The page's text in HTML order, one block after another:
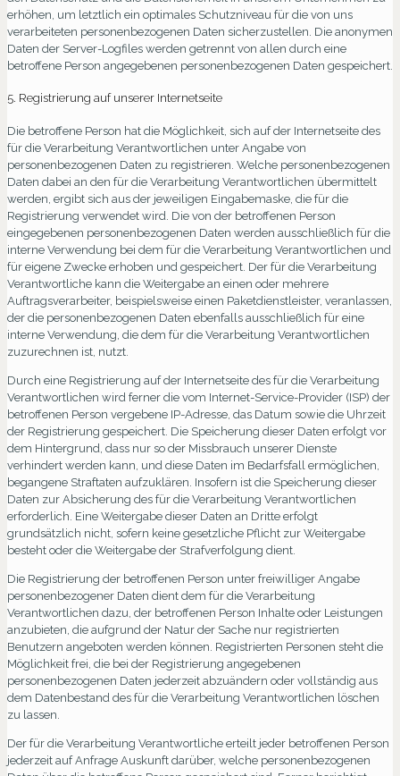
erhöhen, um letztlich ein optimales Schutzniveau für die von uns
verarbeiteten personenbezogenen Daten sicherzustellen. Die anonymen
Daten der Server-Logfiles werden getrennt von allen durch eine
betroffene Person angegebenen personenbezogenen Daten gespeichert.
5. Registrierung auf unserer Internetseite
Die betroffene Person hat die Möglichkeit, sich auf der Internetseite des
für die Verarbeitung Verantwortlichen unter Angabe von
personenbezogenen Daten zu registrieren. Welche personenbezogenen
Daten dabei an den für die Verarbeitung Verantwortlichen übermittelt
werden, ergibt sich aus der jeweiligen Eingabemaske, die für die
Registrierung verwendet wird. Die von der betroffenen Person
eingegebenen personenbezogenen Daten werden ausschließlich für die
interne Verwendung bei dem für die Verarbeitung Verantwortlichen und
für eigene Zwecke erhoben und gespeichert. Der für die Verarbeitung
Verantwortliche kann die Weitergabe an einen oder mehrere
Auftragsverarbeiter, beispielsweise einen Paketdienstleister, veranlassen,
der die personenbezogenen Daten ebenfalls ausschließlich für eine
interne Verwendung, die dem für die Verarbeitung Verantwortlichen
zuzurechnen ist, nutzt.
Durch eine Registrierung auf der Internetseite des für die Verarbeitung
Verantwortlichen wird ferner die vom Internet-Service-Provider (ISP) der
betroffenen Person vergebene IP-Adresse, das Datum sowie die Uhrzeit
der Registrierung gespeichert. Die Speicherung dieser Daten erfolgt vor
dem Hintergrund, dass nur so der Missbrauch unserer Dienste
verhindert werden kann, und diese Daten im Bedarfsfall ermöglichen,
begangene Straftaten aufzuklären. Insofern ist die Speicherung dieser
Daten zur Absicherung des für die Verarbeitung Verantwortlichen
erforderlich. Eine Weitergabe dieser Daten an Dritte erfolgt
grundsätzlich nicht, sofern keine gesetzliche Pflicht zur Weitergabe
besteht oder die Weitergabe der Strafverfolgung dient.
Die Registrierung der betroffenen Person unter freiwilliger Angabe
personenbezogener Daten dient dem für die Verarbeitung
Verantwortlichen dazu, der betroffenen Person Inhalte oder Leistungen
anzubieten, die aufgrund der Natur der Sache nur registrierten
Benutzern angeboten werden können. Registrierten Personen steht die
Möglichkeit frei, die bei der Registrierung angegebenen
personenbezogenen Daten jederzeit abzuändern oder vollständig aus
dem Datenbestand des für die Verarbeitung Verantwortlichen löschen
zu lassen.
Der für die Verarbeitung Verantwortliche erteilt jeder betroffenen Person
jederzeit auf Anfrage Auskunft darüber, welche personenbezogenen